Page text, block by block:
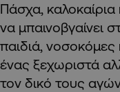
Πάσχα,
να μπαινοβγαίνει
παιδιά, νοσοκόμες
ένας ξεχωριστά
τον δικό τους